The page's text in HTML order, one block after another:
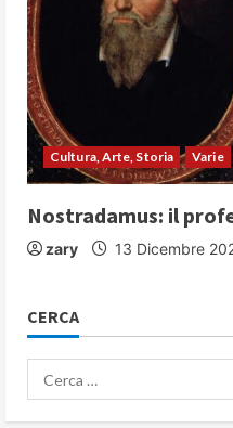
Cultura, Arte, Storia Varie
Nostradamus: il
zary 13 Dicembre
CERCA
Ricerca
per: